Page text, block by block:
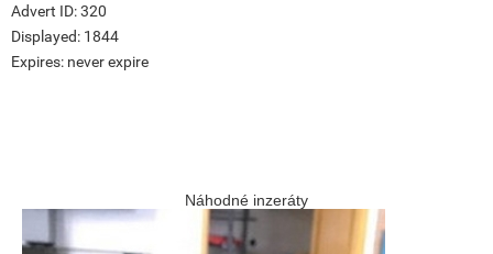
Advert ID:320
Displayed: 1844
Expires: never expire
Náhodné inzeráty